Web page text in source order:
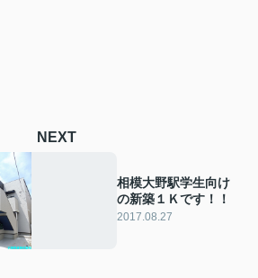
NEXT
相模大野駅学生向け
の新築１Ｋです！！
2017.08.27